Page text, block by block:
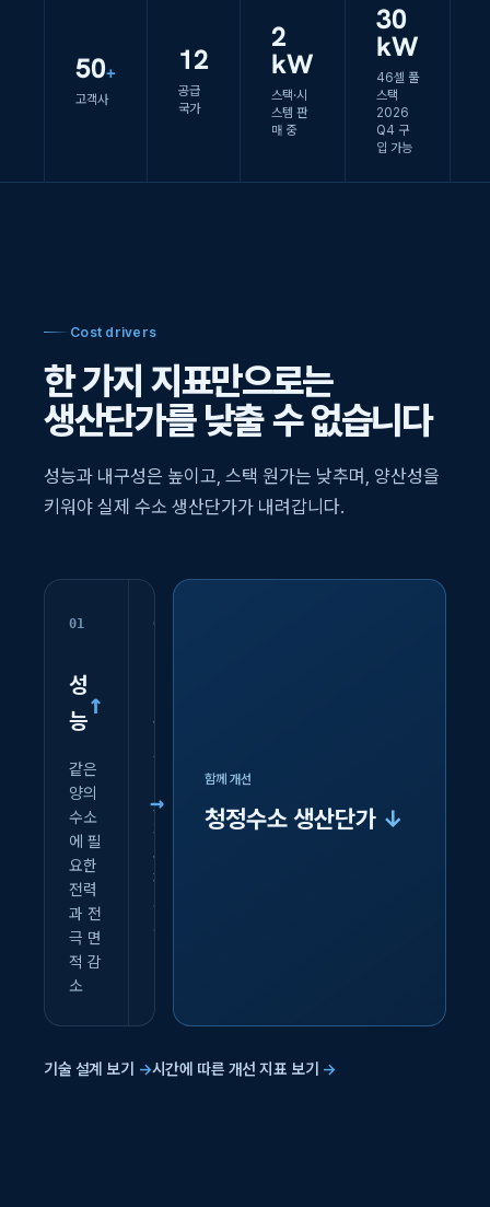
50+
고객사
12
공급
국가
2
kW
스택·시
스템 판
매 중
30
kW
46셀 풀
스택
2026
Q4 구
입 가능
Cost drivers
한 가지 지표만으로는
생산단가를 낮출 수 없습니다
성능과 내구성은 높이고, 스택 원가는 낮추며, 양산성을
키워야 실제 수소 생산단가가 내려갑니다.
01
성
능
↑
같은
양의
수소
에 필
요한
전력
과 전
극 면
적 감
소
02
구
성
효율
저하
와 교
체 빈
도 감
가
일관
된 품
함께 개선
청정수소 생산단가 ↓
기술 설계 보기 →시간에 따른 개선 지표 보기 →